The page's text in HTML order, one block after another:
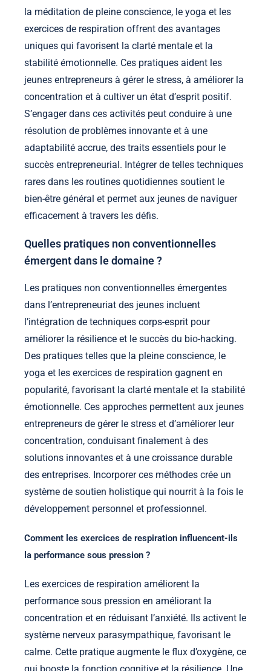
la méditation de pleine conscience, le yoga et les
exercices de respiration offrent des avantages
uniques qui favorisent la clarté mentale et la
stabilité émotionnelle. Ces pratiques aident les
jeunes entrepreneurs à gérer le stress, à améliorer la
concentration et à cultiver un état d’esprit positif.
S’engager dans ces activités peut conduire à une
résolution de problèmes innovante et à une
adaptabilité accrue, des traits essentiels pour le
succès entrepreneurial. Intégrer de telles techniques
rares dans les routines quotidiennes soutient le
bien-être général et permet aux jeunes de naviguer
efficacement à travers les défis.
Quelles pratiques non conventionnelles
émergent dans le domaine ?
Les pratiques non conventionnelles émergentes
dans l’entrepreneuriat des jeunes incluent
l’intégration de techniques corps-esprit pour
améliorer la résilience et le succès du bio-hacking.
Des pratiques telles que la pleine conscience, le
yoga et les exercices de respiration gagnent en
popularité, favorisant la clarté mentale et la stabilité
émotionnelle. Ces approches permettent aux jeunes
entrepreneurs de gérer le stress et d’améliorer leur
concentration, conduisant finalement à des
solutions innovantes et à une croissance durable
des entreprises. Incorporer ces méthodes crée un
système de soutien holistique qui nourrit à la fois le
développement personnel et professionnel.
Comment les exercices de respiration influencent-ils
la performance sous pression ?
Les exercices de respiration améliorent la
performance sous pression en améliorant la
concentration et en réduisant l’anxiété. Ils activent le
système nerveux parasympathique, favorisant le
calme. Cette pratique augmente le flux d’oxygène, ce